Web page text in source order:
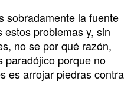
sobradamente la fuente
problemas y, sin
no se por qué razón,
paradójico porque no
es arrojar piedras contra